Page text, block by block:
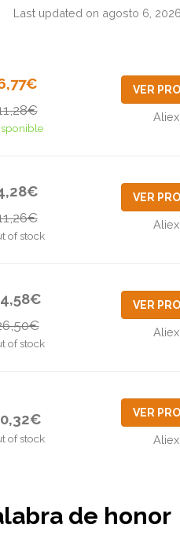
Last updated on agosto 6,
VER
of stock
VER
of stock
VER
of stock
VER
de honor